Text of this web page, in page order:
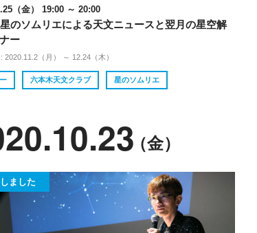
（金） 19:00 ～ 20:00
のソムリエによる天文ニュースと翌月の星空解
ー
2020.11.2（月） ～ 12.24（木）
六本木天文クラブ 星のソムリエ
（金）
ました